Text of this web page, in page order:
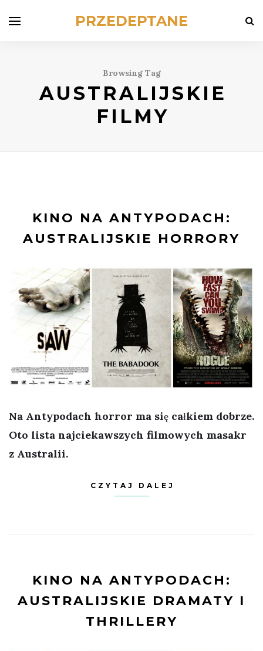
PRZEDEPTANE
Browsing Tag
AUSTRALIJSKIE
FILMY
KINO NA ANTYPODACH:
AUSTRALIJSKIE HORRORY
Na Antypodach horror ma się całkiem dobrze.
Oto lista najciekawszych filmowych masakr
z Australii.
CZYTAJ DALEJ
KINO NA ANTYPODACH:
AUSTRALIJSKIE DRAMATY I
THRILLERY